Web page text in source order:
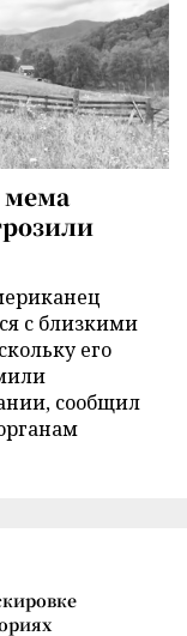
мема
с близкими
его
сообщил